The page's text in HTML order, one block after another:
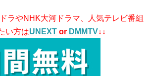
ラやNHK大河ドラマ、人気テレビ番組
い方はUNEXT or DMMTV↓↓